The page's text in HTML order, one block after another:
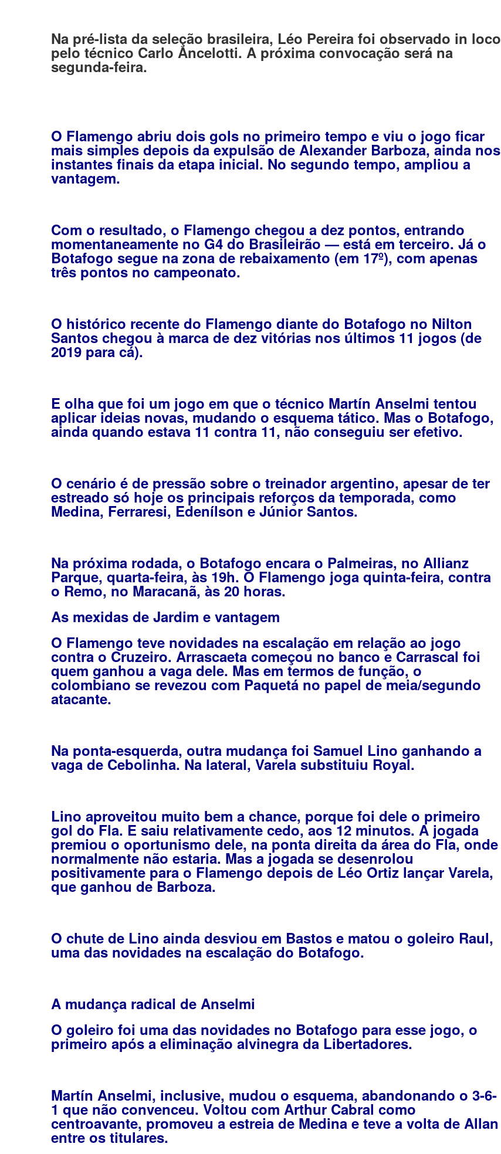
Na pré-lista da seleção brasileira, Léo Pereira foi observado in loco
pelo técnico Carlo Ancelotti. A próxima convocação será na
segunda-feira.
O Flamengo abriu dois gols no primeiro tempo e viu o jogo ficar
mais simples depois da expulsão de Alexander Barboza, ainda nos
instantes finais da etapa inicial. No segundo tempo, ampliou a
vantagem.
Com o resultado, o Flamengo chegou a dez pontos, entrando
momentaneamente no G4 do Brasileirão — está em terceiro. Já o
Botafogo segue na zona de rebaixamento (em 17º), com apenas
três pontos no campeonato.
O histórico recente do Flamengo diante do Botafogo no Nilton
Santos chegou à marca de dez vitórias nos últimos 11 jogos (de
2019 para cá).
E olha que foi um jogo em que o técnico Martín Anselmi tentou
aplicar ideias novas, mudando o esquema tático. Mas o Botafogo,
ainda quando estava 11 contra 11, não conseguiu ser efetivo.
O cenário é de pressão sobre o treinador argentino, apesar de ter
estreado só hoje os principais reforços da temporada, como
Medina, Ferraresi, Edenílson e Júnior Santos.
Na próxima rodada, o Botafogo encara o Palmeiras, no Allianz
Parque, quarta-feira, às 19h. O Flamengo joga quinta-feira, contra
o Remo, no Maracanã, às 20 horas.
As mexidas de Jardim e vantagem
O Flamengo teve novidades na escalação em relação ao jogo
contra o Cruzeiro. Arrascaeta começou no banco e Carrascal foi
quem ganhou a vaga dele. Mas em termos de função, o
colombiano se revezou com Paquetá no papel de meia/segundo
atacante.
Na ponta-esquerda, outra mudança foi Samuel Lino ganhando a
vaga de Cebolinha. Na lateral, Varela substituiu Royal.
Lino aproveitou muito bem a chance, porque foi dele o primeiro
gol do Fla. E saiu relativamente cedo, aos 12 minutos. A jogada
premiou o oportunismo dele, na ponta direita da área do Fla, onde
normalmente não estaria. Mas a jogada se desenrolou
positivamente para o Flamengo depois de Léo Ortiz lançar Varela,
que ganhou de Barboza.
O chute de Lino ainda desviou em Bastos e matou o goleiro Raul,
uma das novidades na escalação do Botafogo.
A mudança radical de Anselmi
O goleiro foi uma das novidades no Botafogo para esse jogo, o
primeiro após a eliminação alvinegra da Libertadores.
Martín Anselmi, inclusive, mudou o esquema, abandonando o 3-6-
1 que não convenceu. Voltou com Arthur Cabral como
centroavante, promoveu a estreia de Medina e teve a volta de Allan
entre os titulares.